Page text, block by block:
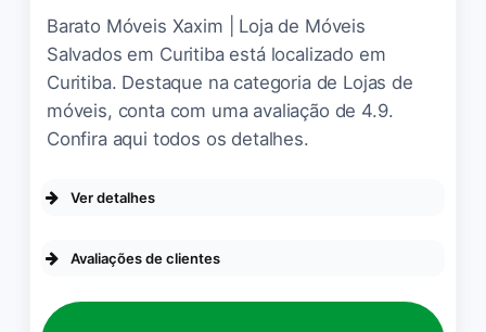
espuma, abri para ver se
podia reparar quando para
minha surpresa as divisões
são com pedaços de caixa
de papelão usadas e papel.
Barato Móveis Xaxim | Loja de Móveis
Salvados em Curitiba está localizado em
Curitiba. Destaque na categoria de Lojas de
móveis, conta com uma avaliação de 4.9.
Confira aqui todos os detalhes.
Ver detalhes
empreendedoras
Avaliações de clientes